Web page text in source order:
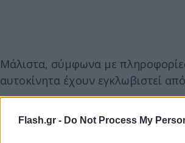
Flash.gr - Do Not Process My
Μάλιστα, σύμφωνα με
αυτοκίνητα έχουν εγκλωβιστεί
Ανεμοστρόβιλος «χτύπησε» τη Λήμνο